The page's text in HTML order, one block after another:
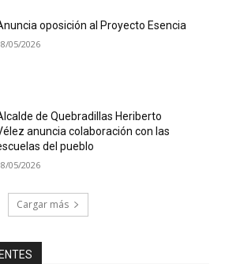
oposición al Proyecto Esencia
05/2026
de Quebradillas Heriberto
anuncia colaboración con las
del pueblo
05/2026
Cargar más